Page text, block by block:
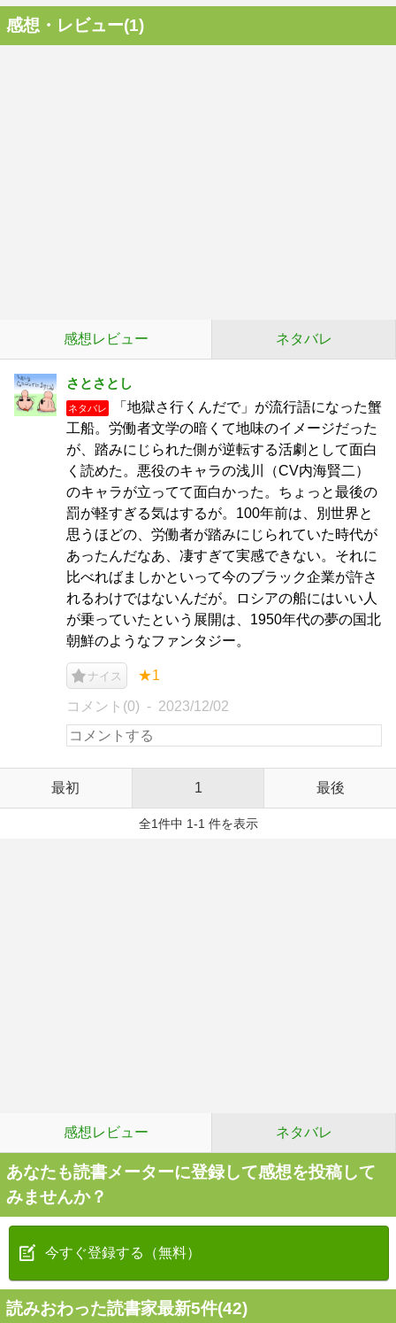
感想・レビュー(1)
感想レビュー ネタバレ
さとさとし
ネタバレ
「地獄さ行くんだで」が流行語になった蟹
工船。労働者文学の暗くて地味のイメージだった
が、踏みにじられた側が逆転する活劇として面白
く読めた。悪役のキャラの浅川（CV内海賢二）
のキャラが立ってて面白かった。ちょっと最後の
罰が軽すぎる気はするが。100年前は、別世界と
思うほどの、労働者が踏みにじられていた時代が
あったんだなあ、凄すぎて実感できない。それに
比べればましかといって今のブラック企業が許さ
れるわけではないんだが。ロシアの船にはいい人
が乗っていたという展開は、1950年代の夢の国北
朝鮮のようなファンタジー。
ナイス ★1
コメント(0) 2023/12/02
最初 1 最後
全1件中 1-1 件を表示
感想レビュー ネタバレ
あなたも読書メーターに登録して感想を投稿して
みませんか？
今すぐ登録する（無料）
読みおわった読書家最新5件(42)